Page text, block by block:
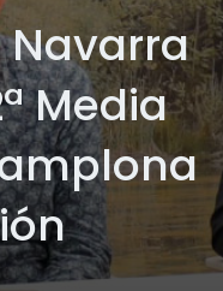
Navarra
Media